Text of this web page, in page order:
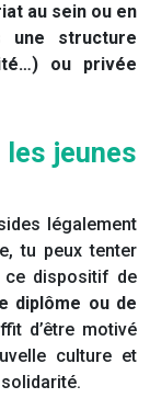
au sein ou en
une structure
ou privée
les jeunes
légalement
tu peux tenter
ce dispositif de
diplôme ou de
d’être motivé
culture et